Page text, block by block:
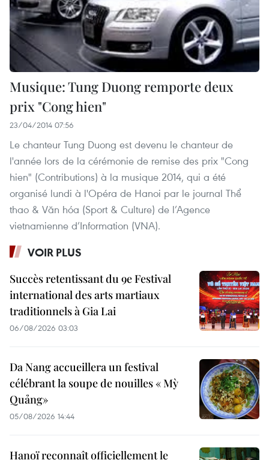
Musique: Tung Duong remporte deux
prix "Cong hien"
23/04/2014 07:56
Le chanteur Tung Duong est devenu le chanteur de
l'année lors de la cérémonie de remise des prix "Cong
hien" (Contributions) à la musique 2014, qui a été
organisé lundi à l'Opéra de Hanoi par le journal Thể
thao & Văn hóa (Sport & Culture) de l’Agence
vietnamienne d’Information (VNA).
VOIR PLUS
Succès retentissant du 9e Festival
international des arts martiaux
traditionnels à Gia Lai
06/08/2026 03:03
Da Nang accueillera un festival
célébrant la soupe de nouilles « Mỳ
Quảng»
05/08/2026 14:44
Hanoï reconnaît officiellement le